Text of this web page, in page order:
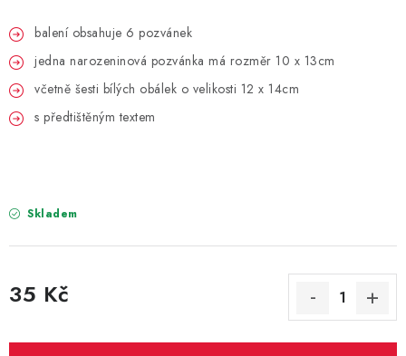
HELIUM NA BALÓNKY
LAMPIONY
OSLAVA PODLE BAREV
PIŇATY
balení obsahuje 6 pozvánek
jedna narozeninová pozvánka má rozměr 10 x 13cm
včetně šesti bílých obálek o velikosti 12 x 14cm
s předtištěným textem
Skladem
35 Kč